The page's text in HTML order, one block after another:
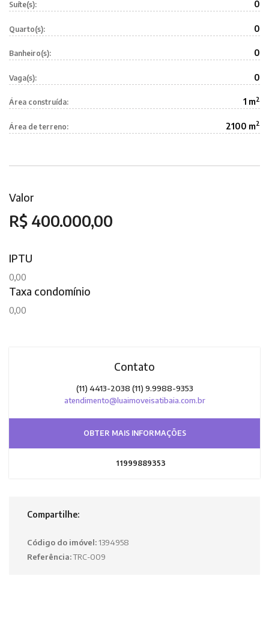
Suíte(s): 0
Quarto(s): 0
Banheiro(s): 0
Vaga(s): 0
Área construída: 1 m2
Área de terreno: 2100 m2
Valor
R$ 400.000,00
IPTU
0,00
Taxa condomínio
0,00
Contato
(11) 4413-2038 (11) 9.9988-9353
atendimento@luaimoveisatibaia.com.br
OBTER MAIS INFORMAÇÕES
11999889353
Compartilhe:
Código do imóvel:1394958
Referência:TRC-009